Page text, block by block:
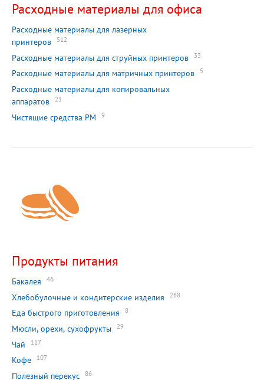
Расходные материалы для офиса
Расходные материалы для лазерных
принтеров
512
Расходные материалы для струйных принтеров 33
Расходные материалы для матричных принтеров 5
Расходные материалы для копировальных
аппаратов
21
Чистящие средства РМ 9
Продукты питания
Бакалея 46
Хлебобулочные и кондитерские изделия 268
Еда быстрого приготовления 8
Мюсли, орехи, сухофрукты 29
Чай 117
Кофе 107
Полезный перекус 86